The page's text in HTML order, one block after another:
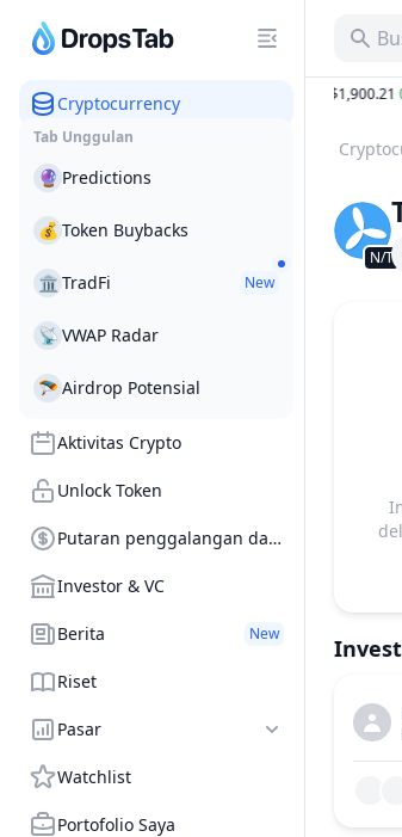
Cryptocurrency
Tab Unggulan
🔮 Predictions
💰 Token Buybacks
🏛 TradFi New
📡 VWAP Radar
🪂Airdrop Potensial
Aktivitas Crypto
Unlock Token
Putaran penggalangan dana
Investor & VC
Berita New
Riset
Pasar
Watchlist
Portofolio Saya
−14.01% BTC $1,900.21
N/T